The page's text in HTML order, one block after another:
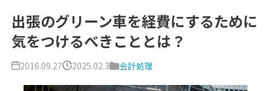
出張のグリーン車を経費にするために
気をつけるべきこととは？
2016.09.27 2025.02.3 会計処理